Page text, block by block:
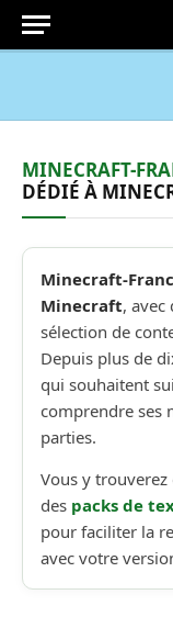
MINECRAFT-
DÉDIÉ À
Minecraft-
Minecraft, avec
sélection de
Depuis plus de
qui souhaitent
comprendre ses
parties.
Vous y trouverez
des packs de
pour faciliter la
avec votre